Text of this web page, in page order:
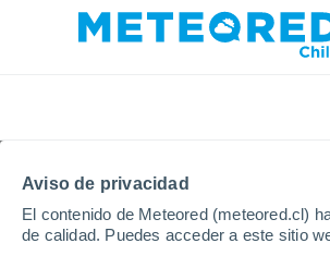
Aviso de privacidad
El contenido de Meteored (meteored.cl)
de calidad. Puedes acceder a este sitio